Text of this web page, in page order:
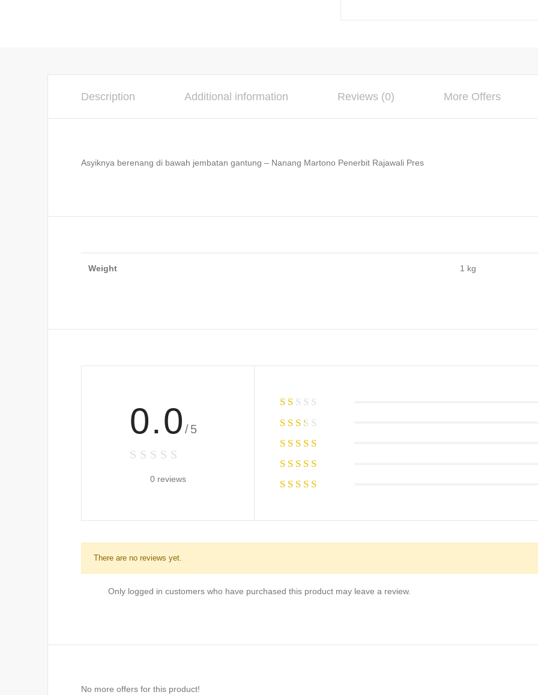
Description Additional information Reviews (0) More Offers
Asyiknya berenang di bawah jembatan gantung – Nanang Martono Penerbit Rajawali Pres
Weight 1 kg
0.0 /5
0 reviews
There are no reviews yet.
Only logged in customers who have purchased this product may leave a review.
No more offers for this product!